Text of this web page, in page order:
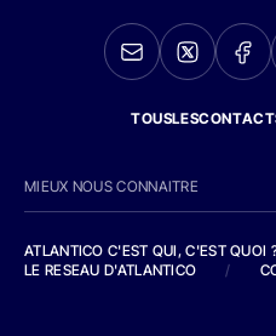
MIEUX NOUS CONNAITRE
ATLANTICO C'EST QUI, C'EST QUOI
LE RESEAU D'ATLANTICO
/